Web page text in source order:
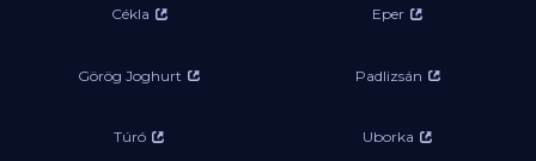
Cékla Eper
Görög Joghurt Padlizsán
Túró Uborka